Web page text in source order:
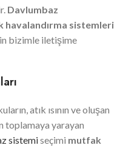
Davlumbaz
havalandırma sistemleri
bizimle iletişime
atık ısının ve oluşan
toplamaya yarayan
sistemiseçimi mutfak